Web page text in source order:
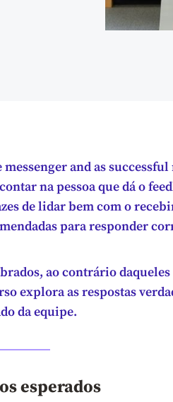
and as successful
na pessoa que dá o
de lidar bem com o
para responder
ao contrário daqueles
explora as respostas
da equipe.
esperados